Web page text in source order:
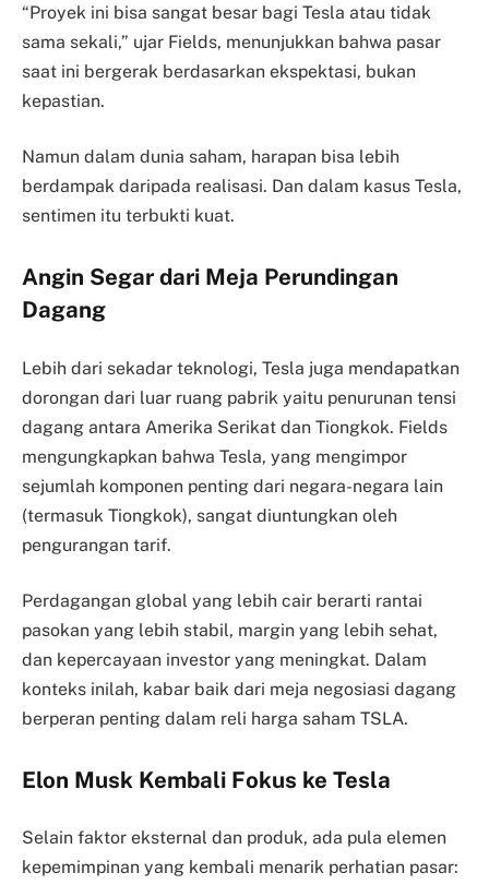
“Proyek ini bisa sangat besar bagi Tesla atau tidak
sama sekali,” ujar Fields, menunjukkan bahwa pasar
saat ini bergerak berdasarkan ekspektasi, bukan
kepastian.
Namun dalam dunia saham, harapan bisa lebih
berdampak daripada realisasi. Dan dalam kasus Tesla,
sentimen itu terbukti kuat.
Angin Segar dari Meja Perundingan
Dagang
Lebih dari sekadar teknologi, Tesla juga mendapatkan
dorongan dari luar ruang pabrik yaitu penurunan tensi
dagang antara Amerika Serikat dan Tiongkok. Fields
mengungkapkan bahwa Tesla, yang mengimpor
sejumlah komponen penting dari negara-negara lain
(termasuk Tiongkok), sangat diuntungkan oleh
pengurangan tarif.
Perdagangan global yang lebih cair berarti rantai
pasokan yang lebih stabil, margin yang lebih sehat,
dan kepercayaan investor yang meningkat. Dalam
konteks inilah, kabar baik dari meja negosiasi dagang
berperan penting dalam reli harga saham TSLA.
Elon Musk Kembali Fokus ke Tesla
Selain faktor eksternal dan produk, ada pula elemen
kepemimpinan yang kembali menarik perhatian pasar: